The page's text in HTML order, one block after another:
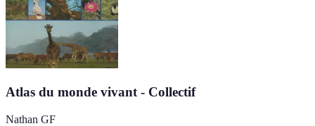
Atlas du monde vivant - Collectif
Nathan GF